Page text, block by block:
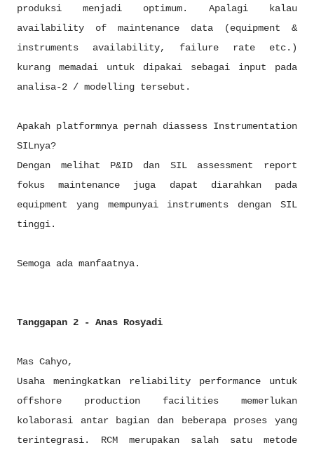
produksi menjadi optimum. Apalagi kalau
availability of maintenance data (equipment &
instruments availability, failure rate etc.)
kurang memadai untuk dipakai sebagai input pada
analisa-2 / modelling tersebut.
Apakah platformnya pernah diassess Instrumentation
SILnya?
Dengan melihat P&ID dan SIL assessment report
fokus maintenance juga dapat diarahkan pada
equipment yang mempunyai instruments dengan SIL
tinggi.
Semoga ada manfaatnya.
Tanggapan 2 - Anas Rosyadi
Mas Cahyo,
Usaha meningkatkan reliability performance untuk
offshore production facilities memerlukan
kolaborasi antar bagian dan beberapa proses yang
terintegrasi. RCM merupakan salah satu metode